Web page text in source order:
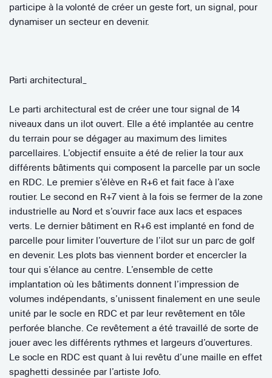
participe à la volonté de créer un geste fort, un signal, pour
dynamiser un secteur en devenir.
Parti architectural_
Le parti architectural est de créer une tour signal de 14
niveaux dans un ilot ouvert. Elle a été implantée au centre
du terrain pour se dégager au maximum des limites
parcellaires. L’objectif ensuite a été de relier la tour aux
différents bâtiments qui composent la parcelle par un socle
en RDC. Le premier s’élève en R+6 et fait face à l’axe
routier. Le second en R+7 vient à la fois se fermer de la zone
industrielle au Nord et s’ouvrir face aux lacs et espaces
verts. Le dernier bâtiment en R+6 est implanté en fond de
parcelle pour limiter l’ouverture de l’ilot sur un parc de golf
en devenir. Les plots bas viennent border et encercler la
tour qui s’élance au centre. L’ensemble de cette
implantation où les bâtiments donnent l’impression de
volumes indépendants, s’unissent finalement en une seule
unité par le socle en RDC et par leur revêtement en tôle
perforée blanche. Ce revêtement a été travaillé de sorte de
jouer avec les différents rythmes et largeurs d’ouvertures.
Le socle en RDC est quant à lui revêtu d’une maille en effet
spaghetti dessinée par l’artiste Jofo.